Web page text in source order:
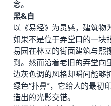
念。
黑&白
以《易经》为灵感，建筑物
如果不是位于弄堂口的一块
易园在林立的街面建筑与熙
到。然而沿着老旧的弄堂向
边灰色调的风格却瞬间能够
绿色“扑鼻”，它给人的最初
造出的光影交错。